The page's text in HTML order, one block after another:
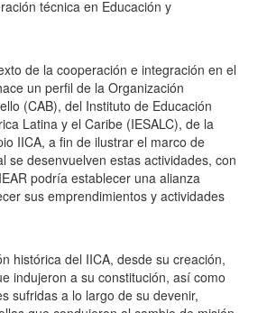
técnica en Educación y
de la cooperación e integración en el
un perfil de la Organización
(CAB), del Instituto de Educación
Latina y el Caribe (IESALC), de la
IICA, a fin de ilustrar el marco de
se desenvuelven estas actividades, con
podría establecer una alianza
sus emprendimientos y actividades
histórica del IICA, desde su creación,
indujeron a su constitución, así como
sufridas a lo largo de su devenir,